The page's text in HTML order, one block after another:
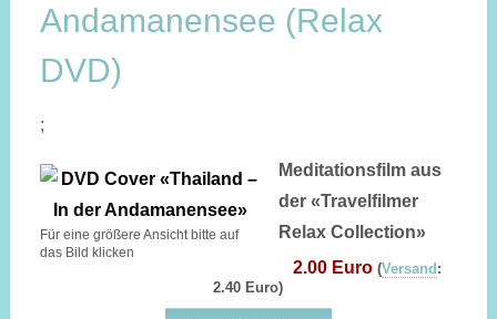
Andamanensee (Relax
DVD)
;
Für eine größere Ansicht bitte auf
das Bild klicken
Meditationsfilm aus
der «Travelfilmer
Relax Collection»
2.00 Euro (Versand :
2.40 Euro)